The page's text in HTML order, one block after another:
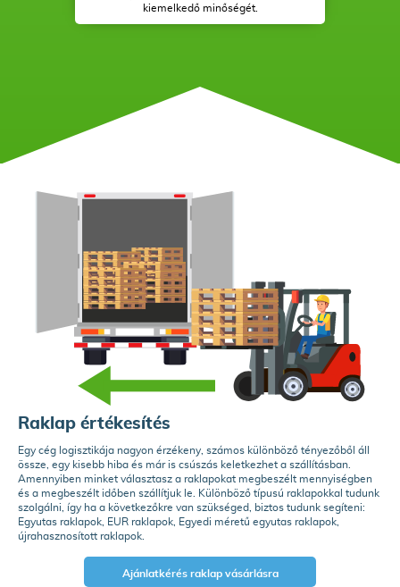
kiemelkedő minőségét.
Raklap értékesítés
Egy cég logisztikája nagyon érzékeny, számos különböző tényezőből áll
össze, egy kisebb hiba és már is csúszás keletkezhet a szállításban.
Amennyiben minket választasz a raklapokat megbeszélt mennyiségben
és a megbeszélt időben szállítjuk le. Különböző típusú raklapokkal tudunk
szolgálni, így ha a következőkre van szükséged, biztos tudunk segíteni:
Egyutas raklapok, EUR raklapok, Egyedi méretű egyutas raklapok,
újrahasznosított raklapok.
Ajánlatkérés raklap vásárlásra